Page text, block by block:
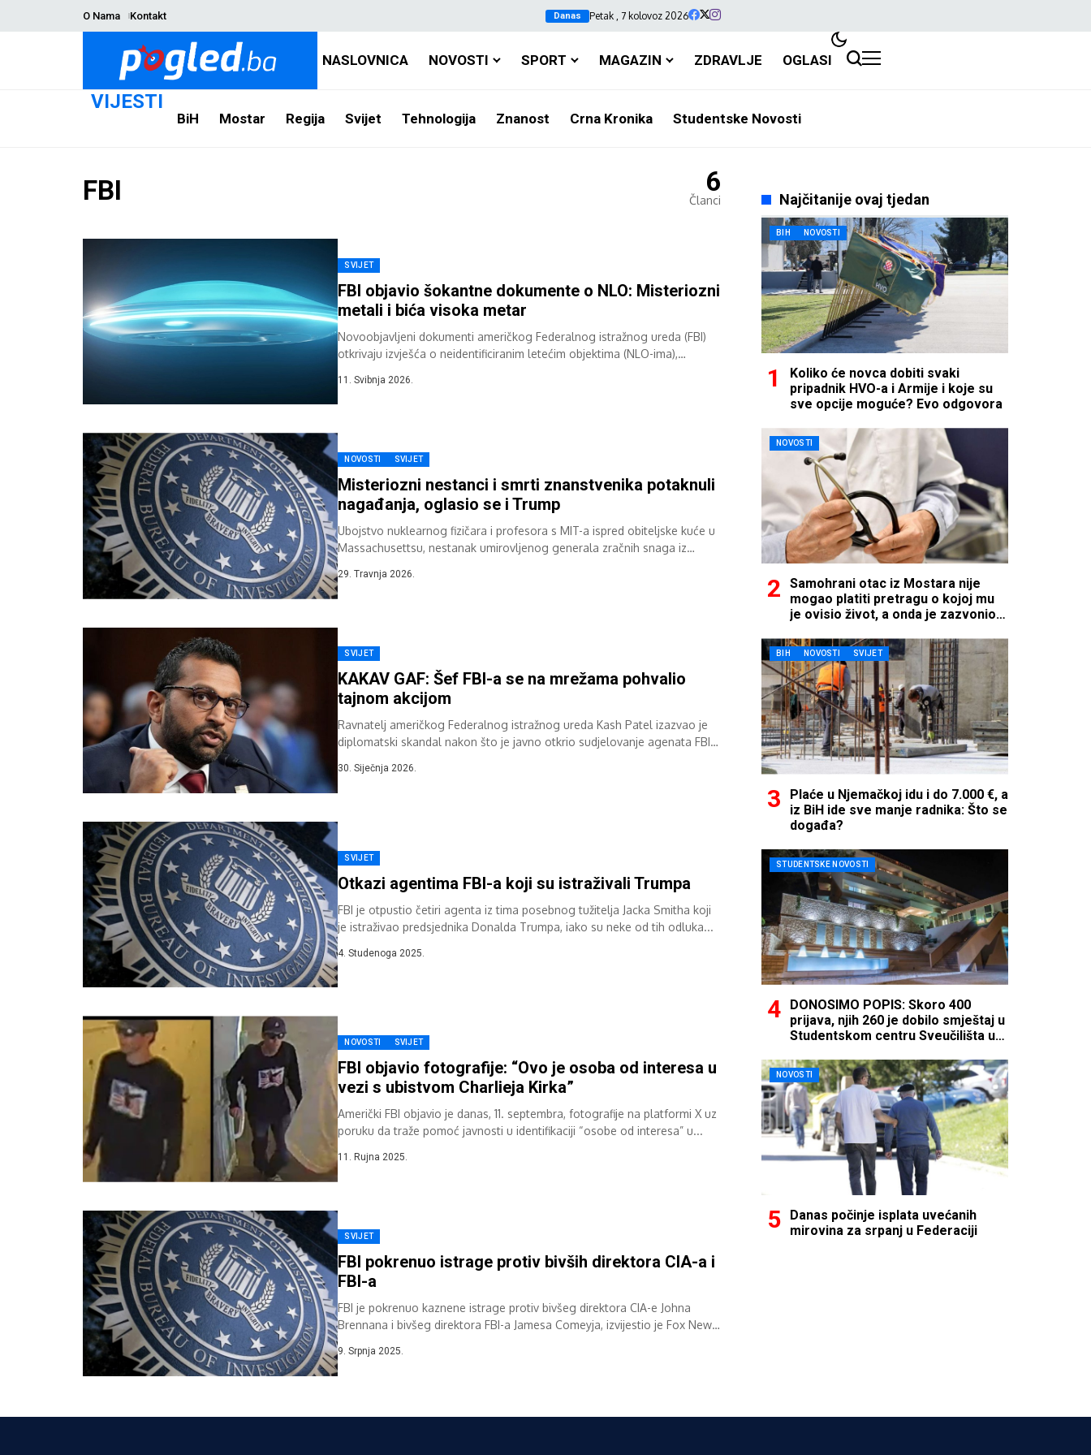
O Nama Kontakt Danas Petak , 7 kolovoz 2026
NASLOVNICA NOVOSTI SPORT MAGAZIN ZDRAVLJE OGLASI
VIJESTI
BiH Mostar Regija Svijet Tehnologija Znanost Crna Kronika Studentske Novosti
FBI 6
Članci
SVIJET
FBI objavio šokantne dokumente o NLO: Misteriozni
metali i bića visoka metar
Novoobjavljeni dokumenti američkog Federalnog istražnog ureda (FBI)
otkrivaju izvješća o neidentificiranim letećim objektima (NLO-ima),
11. Svibnja 2026.
NOVOSTI SVIJET
Misteriozni nestanci i smrti znanstvenika potaknuli
nagađanja, oglasio se i Trump
Ubojstvo nuklearnog fizičara i profesora s MIT-a ispred obiteljske kuće u
Massachusettsu, nestanak umirovljenog generala zračnih snaga iz
29. Travnja 2026.
SVIJET
KAKAV GAF: Šef FBI-a se na mrežama pohvalio
tajnom akcijom
Ravnatelj američkog Federalnog istražnog ureda Kash Patel izazvao je
diplomatski skandal nakon što je javno otkrio sudjelovanje agenata FBI-
30. Siječnja 2026.
SVIJET
Otkazi agentima FBI-a koji su istraživali Trumpa
FBI je otpustio četiri agenta iz tima posebnog tužitelja Jacka Smitha koji
je istraživao predsjednika Donalda Trumpa, iako su neke od tih odluka...
4. Studenoga 2025.
NOVOSTI SVIJET
FBI objavio fotografije: “Ovo je osoba od interesa u
vezi s ubistvom Charlieja Kirka”
Američki FBI objavio je danas, 11. septembra, fotografije na platformi X uz
poruku da traže pomoć javnosti u identifikaciji “osobe od interesa” u...
11. Rujna 2025.
SVIJET
FBI pokrenuo istrage protiv bivših direktora CIA-a i
FBI-a
FBI je pokrenuo kaznene istrage protiv bivšeg direktora CIA-e Johna
Brennana i bivšeg direktora FBI-a Jamesa Comeyja, izvijestio je Fox News
9. Srpnja 2025.
Najčitanije ovaj tjedan
BIH NOVOSTI
Koliko će novca dobiti svaki
pripadnik HVO-a i Armije i koje su
sve opcije moguće? Evo odgovora
NOVOSTI
Samohrani otac iz Mostara nije
mogao platiti pretragu o kojoj mu
je ovisio život, a onda je zazvonio
BIH NOVOSTI SVIJET
Plaće u Njemačkoj idu i do 7.000 €, a
iz BiH ide sve manje radnika: Što se
događa?
STUDENTSKE NOVOSTI
DONOSIMO POPIS: Skoro 400
prijava, njih 260 je dobilo smještaj u
Studentskom centru Sveučilišta u
NOVOSTI
Danas počinje isplata uvećanih
mirovina za srpanj u Federaciji